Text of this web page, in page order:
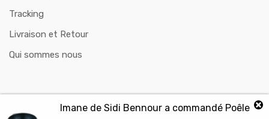
Tracking
Livraison et Retour
Qui sommes nous
Imanede Sidi Bennoura commandé Poêle